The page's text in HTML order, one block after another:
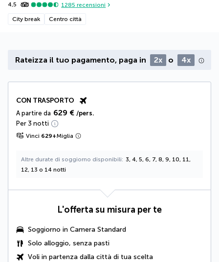
4,5 1285 recensioni
City break Centro città
Rateizza il tuo pagamento, paga in 2x o 4x
CON TRASPORTO
A partire da 629 € /pers.
Per 3 notti
Vinci 629+Miglia
Altre durate di soggiorno disponibili
3, 4, 5, 6, 7, 8, 9, 10, 11,
12, 13 o 14 notti
L'offerta su misura per te
Soggiorno in Camera Standard
Solo alloggio, senza pasti
Voli in partenza dalla città di tua scelta